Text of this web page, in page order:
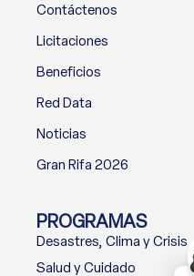
Contáctenos
Licitaciones
Beneficios
Red Data
Noticias
Gran Rifa 2026
PROGRAMAS
Desastres, Clima y Crisis
Salud y Cuidado